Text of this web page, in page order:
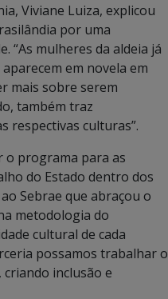
Viviane Luiza, explicou
por uma
“As mulheres da aldeia já
em novela em
mais sobre serem
também traz
respectivas culturas”.
o programa para as
do Estado dentro dos
Sebrae que abraçou o
metodologia do
cultural de cada
possamos trabalhar o
inclusão e